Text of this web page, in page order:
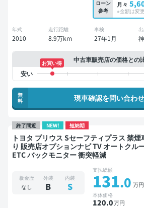
ローン
参考
月々
※金額は変
年式
2010
走行距離
8.9万km
車検
27年1月
中古車販売店の価格との
お買い得
無
料
現車確認を問い合わ
終了間近 NEW! 短納期
トヨタ プリウス Sセーフティプラス 禁煙車 整備記録簿あ
り 販売店オプションナビ TV オートクル
ETC バックモニター 衝突軽減
板金歴
なし
外装
B
内装
S
支払総額
131.0 万円
本体価格
120.0万円